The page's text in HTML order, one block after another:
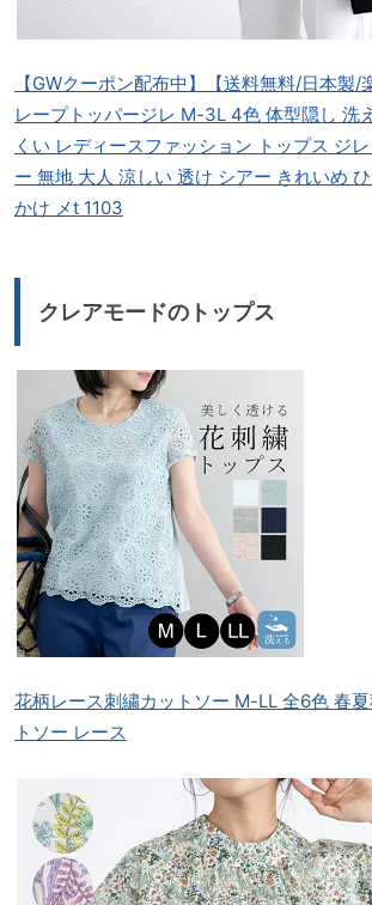
【GWクーポン配布中】【送料無料/日本製/
レープトッパージレ M-3L 4色 体型隠し 洗
くい レディースファッション トップス ジ
ー 無地 大人 涼しい 透け シアー きれいめ
かけ メt 1103
クレアモードのトップス
花柄レース刺繍カットソー M-LL 全6色 春
トソー レース